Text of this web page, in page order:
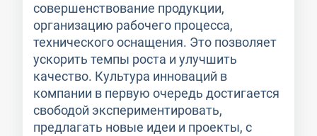
совершенствование продукции,
организацию рабочего процесса,
технического оснащения. Это позволяет
ускорить темпы роста и улучшить
качество. Культура инноваций в
компании в первую очередь достигается
свободой экспериментировать,
предлагать новые идеи и проекты, с